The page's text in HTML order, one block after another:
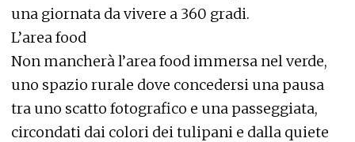
una giornata da vivere a 360 gradi.
L’area food
Non mancherà l’area food immersa nel verde,
uno spazio rurale dove concedersi una pausa
tra uno scatto fotografico e una passeggiata,
circondati dai colori dei tulipani e dalla quiete